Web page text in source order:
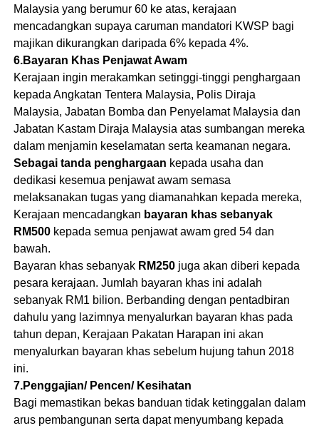
Malaysia yang berumur 60 ke atas, kerajaan
mencadangkan supaya caruman mandatori KWSP bagi
majikan dikurangkan daripada 6% kepada 4%.
6.Bayaran Khas Penjawat Awam
Kerajaan ingin merakamkan setinggi-tinggi penghargaan
kepada Angkatan Tentera Malaysia, Polis Diraja
Malaysia, Jabatan Bomba dan Penyelamat Malaysia dan
Jabatan Kastam Diraja Malaysia atas sumbangan mereka
dalam menjamin keselamatan serta keamanan negara.
Sebagai tanda penghargaan kepada usaha dan
dedikasi kesemua penjawat awam semasa
melaksanakan tugas yang diamanahkan kepada mereka,
Kerajaan mencadangkan bayaran khas sebanyak
RM500kepada semua penjawat awam gred 54 dan
bawah.
Bayaran khas sebanyak RM250juga akan diberi kepada
pesara kerajaan. Jumlah bayaran khas ini adalah
sebanyak RM1 bilion. Berbanding dengan pentadbiran
dahulu yang lazimnya menyalurkan bayaran khas pada
tahun depan, Kerajaan Pakatan Harapan ini akan
menyalurkan bayaran khas sebelum hujung tahun 2018
ini.
7.Penggajian/ Pencen/ Kesihatan
Bagi memastikan bekas banduan tidak ketinggalan dalam
arus pembangunan serta dapat menyumbang kepada